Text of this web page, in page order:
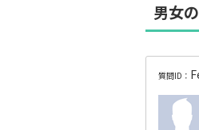
男女
質問ID：